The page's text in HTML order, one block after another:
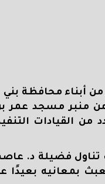
أبناء محافظة
عاصم قبيصي، وكيل وزارة الأوقاف بالمحافظة، خطبة الجمعة يوم 9
القيادات
تناول فضيلة د.
بمعانيه